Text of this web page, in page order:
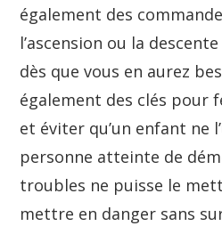
également des
l’ascension ou la
dès que vous en aurez
également des clés pour
et éviter qu’un enfant ne
personne atteinte de
troubles ne puisse le
mettre en danger sans